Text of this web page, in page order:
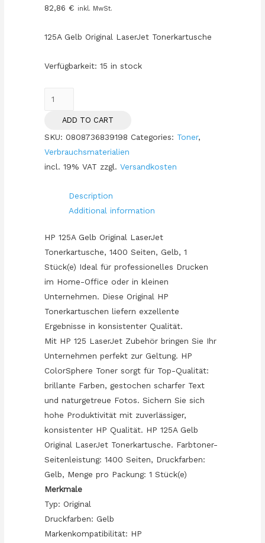
82,86€ inkl. MwSt.
125A Gelb Original LaserJet Tonerkartusche
Verfügbarkeit: 15 in stock
125A
CB542A
yellow
ADD TO CART
SKU:0808736839198 Categories: Toner,
Verbrauchsmaterialien
incl. 19% VAT zzgl.Versandkosten
Description
Additional information
HP 125A Gelb Original LaserJet
Tonerkartusche, 1400 Seiten, Gelb, 1
Stück(e) Ideal für professionelles Drucken
im Home-Office oder in kleinen
Unternehmen. Diese Original HP
Tonerkartuschen liefern exzellente
Ergebnisse in konsistenter Qualität.
Mit HP 125 LaserJet Zubehör bringen Sie Ihr
Unternehmen perfekt zur Geltung. HP
ColorSphere Toner sorgt für Top-Qualität:
brillante Farben, gestochen scharfer Text
und naturgetreue Fotos. Sichern Sie sich
hohe Produktivität mit zuverlässiger,
konsistenter HP Qualität. HP 125A Gelb
Original LaserJet Tonerkartusche. Farbtoner-
Seitenleistung: 1400 Seiten, Druckfarben:
Gelb, Menge pro Packung: 1 Stück(e)
Merkmale
Typ: Original
Druckfarben: Gelb
Markenkompatibilität: HP